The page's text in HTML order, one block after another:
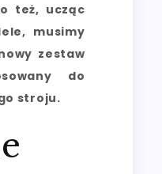
też, ucząc
musimy
zestaw
do
stroju.